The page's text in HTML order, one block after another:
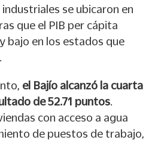
se ubicaron en
que el PIB per cápita
bajo en los estados que
el Bajío alcanzó la cuarta
de 52.71 puntos.
con acceso a agua
de puestos de trabajo,